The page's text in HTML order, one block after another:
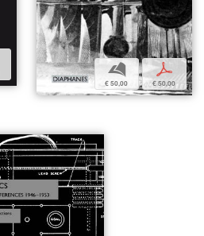
b
€ 50,00
p
€ 50,00